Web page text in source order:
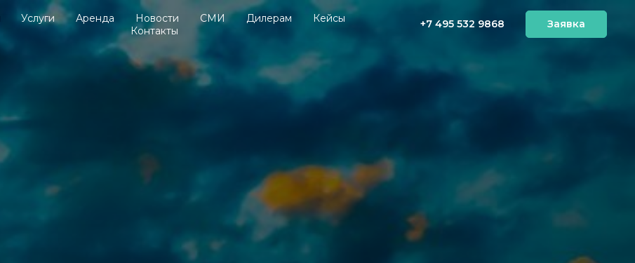
Услуги Аренда Новости СМИ Дилерам
Кейсы
Контакты
+7 495 532 9868 Заявка